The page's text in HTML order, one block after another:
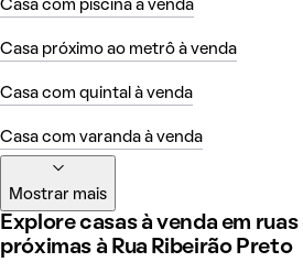
Casa com piscina à venda
Casa próximo ao metrô à venda
Casa com quintal à venda
Casa com varanda à venda
Mostrar mais
Explore casas à venda em
próximas à Rua Ribeirão Preto